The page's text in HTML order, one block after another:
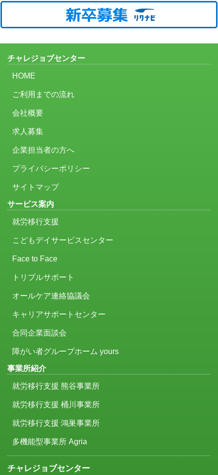
チャレジョブセンター
HOME
ご利用までの流れ
会社概要
求人募集
企業担当者の方へ
プライバシーポリシー
サイトマップ
サービス案内
就労移行支援
こどもデイサービスセンター
Face to Face
トリプルサポート
オールケア連絡協議会
キャリアサポートセンター
合同企業面談会
障がい者グループホーム yours
事業所紹介
就労移行支援 熊谷事業所
就労移行支援 桶川事業所
就労移行支援 鴻巣事業所
多機能型事業所 Agria
チャレジョブセンター